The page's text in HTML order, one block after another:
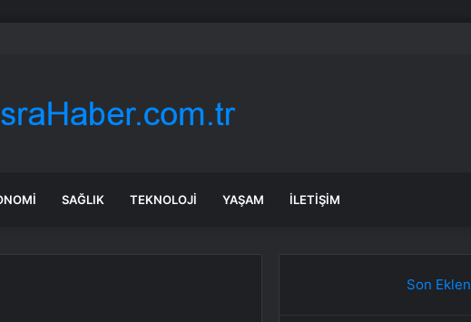
Kuvvetli Yağış Uyarısı: Zonguldak ve Düzce’de Sağanak Bekleniyor
SAĞLIK TEKNOLOJI YAŞAM İLETIŞIM
Son